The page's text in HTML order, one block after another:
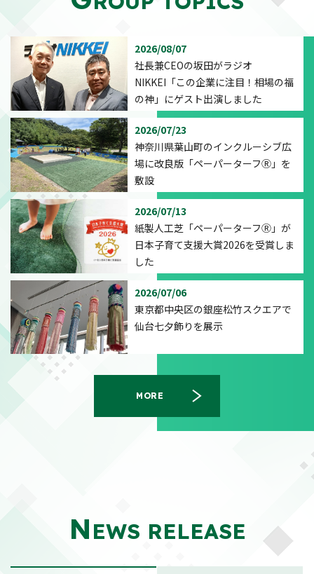
MORE
2026/08/07
社長兼CEOの坂田がラジオ
NIKKEI「この企業に注目！相場の福
の神」にゲスト出演しました
2026/07/23
神奈川県葉山町のインクルーシブ広
場に改良版「ペーパーターフⓇ」を
敷設
2026/07/13
紙製人工芝「ペーパーターフⓇ」が
日本子育て支援大賞2026を受賞しま
した
2026/07/06
東京都中央区の銀座松竹スクエアで
仙台七夕飾りを展示
NEWS RELEASE